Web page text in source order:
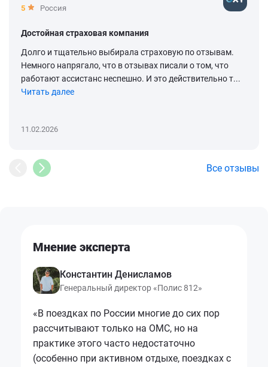
5 Россия
Достойная страховая компания
Долго и тщательно выбирала страховую по отзывам.
Немного напрягало, что в отзывах писали о том, что
работают ассистанс неспешно. И это действительно т...
Читать далее
11.02.2026
Все отзывы
Мнение эксперта
Константин Денисламов
Генеральный директор «Полис 812»
«В поездках по России многие до сих пор
рассчитывают только на ОМС, но на
практике этого часто недостаточно
(особенно при активном отдыхе, поездках с